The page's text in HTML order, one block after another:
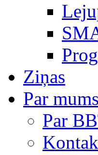
Ziņas
Par mums
Par